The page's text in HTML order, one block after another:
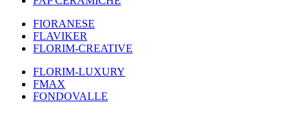
FIORANESE
FLAVIKER
FLORIM-CREATIVE
FLORIM-LUXURY
FMAX
FONDOVALLE